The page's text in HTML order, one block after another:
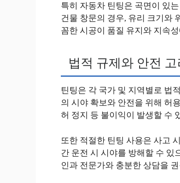
특히 자동차 틴팅은 곡면이 있
건물 창문의 경우, 유리 크기와
꼼한 시공이 품질 유지와 지속
법적 규제와 안전
틴팅은 각 국가 및 지역별로 법
의 시야 확보와 안전을 위해 허
허 정지 등 불이익이 발생할 수
또한 적절한 틴팅 사용은 사고
간 운전 시 시야를 방해할 수 있
인과 전문가와 충분한 상담을